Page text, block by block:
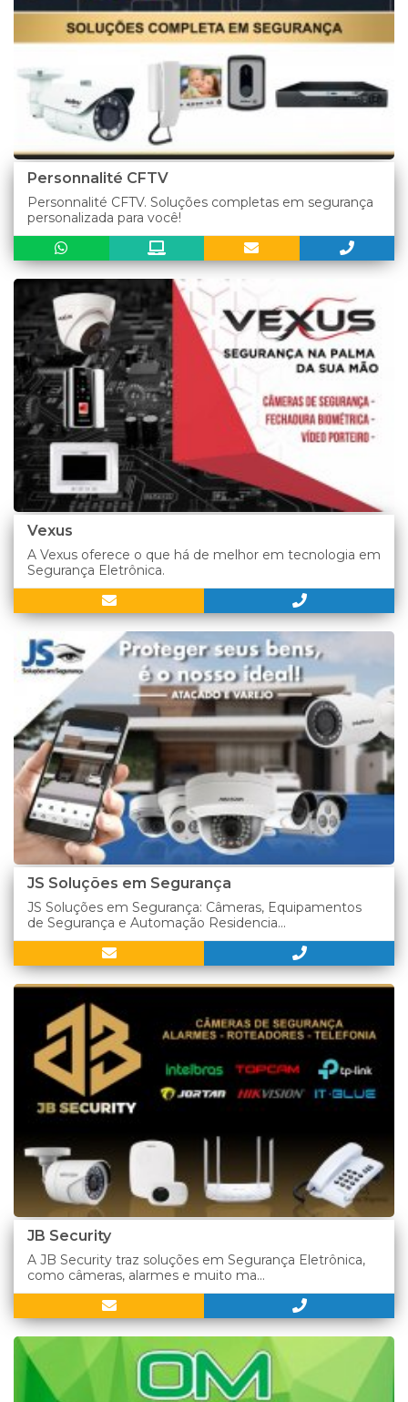
Personnalité CFTV
Personnalité CFTV. Soluções completas em segurança
personalizada para você!
Vexus
A Vexus oferece o que há de melhor em tecnologia em
Segurança Eletrônica.
JS Soluções em Segurança
JS Soluções em Segurança: Câmeras, Equipamentos
de Segurança e Automação Residencia...
JB Security
A JB Security traz soluções em Segurança Eletrônica,
como câmeras, alarmes e muito ma...